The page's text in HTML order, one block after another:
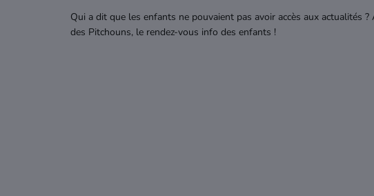
Qui a dit que les enfants ne pouvaient pas avoir accès aux actualités
des Pitchouns, le rendez-vous info des enfants !